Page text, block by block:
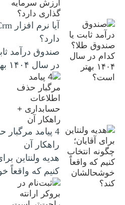
دارد؟
صندوق درآمد
در سال ۱۴۰۴ بهتر است؟
4 پیامد
راهکار آن
هدیه ولنتاین
کنیم که واقعاً